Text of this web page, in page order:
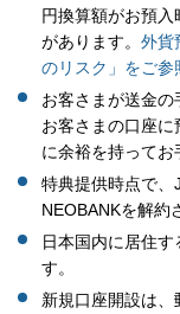
円換算額がお預入
があります。 外貨
のリスク」をご参
お客さまが送金
お客さまの口座
に余裕を持ってお
特典提供時点で、
NEOBANKを解約
日本国内に居住
す。
新規口座開設は